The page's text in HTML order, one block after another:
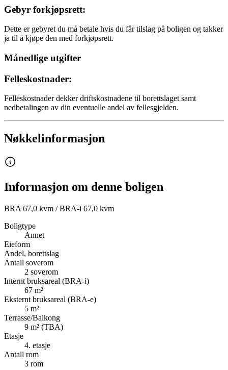
Gebyr forkjøpsrett:
Dette er gebyret du må betale hvis du får tilslag på boligen og takker
ja til å kjøpe den med forkjøpsrett.
Månedlige utgifter
Felleskostnader:
Felleskostnader dekker driftskostnadene til borettslaget samt
nedbetalingen av din eventuelle andel av fellesgjelden.
Nøkkelinformasjon
Informasjon om denne boligen
BRA 67,0 kvm / BRA-i 67,0 kvm
Boligtype
Annet
Eieform
Andel, borettslag
Antall soverom
2 soverom
Internt bruksareal (BRA-i)
67 m²
Eksternt bruksareal (BRA-e)
5 m²
Terrasse/Balkong
9 m² (TBA)
Etasje
4. etasje
Antall rom
3 rom